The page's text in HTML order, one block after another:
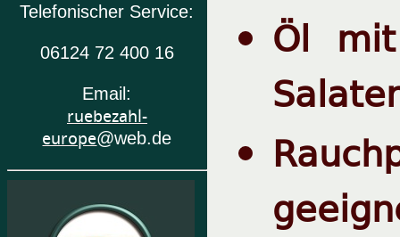
Telefonischer Service:
06124 72 400 16
Email:
ruebezahl-
europe@web.de
Öl